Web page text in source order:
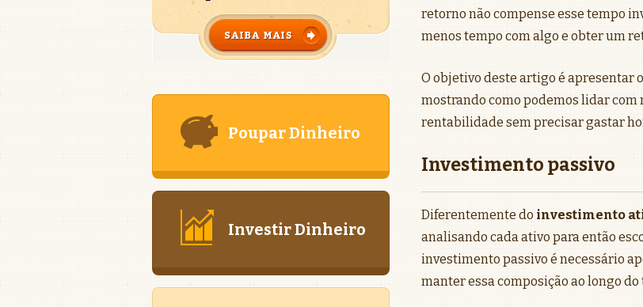
retorno não compense esse tempo
menos tempo com algo e obter um
O objetivo deste artigo é apresentar
mostrando como podemos lidar
rentabilidade sem precisar gastar
Investimento passivo
Diferentemente do investimento
analisando cada ativo para então
investimento passivo é necessário
manter essa composição ao longo do
Poupar Dinheiro
Investir Dinheiro